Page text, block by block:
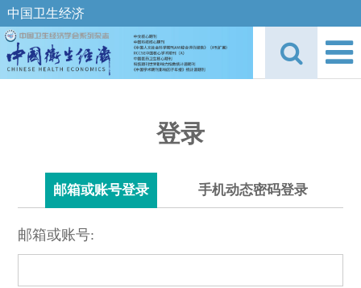
中国卫生经济
登录
邮箱或账号登录 手机动态密码登录
邮箱或账号: